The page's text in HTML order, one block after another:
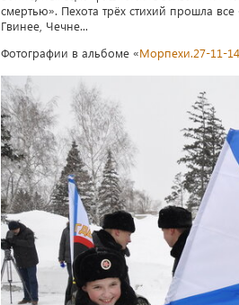
смертью». Пехота трёх стихий прошла
Гвинее, Чечне...
Фотографии в альбоме «Морпехи.27-11-14